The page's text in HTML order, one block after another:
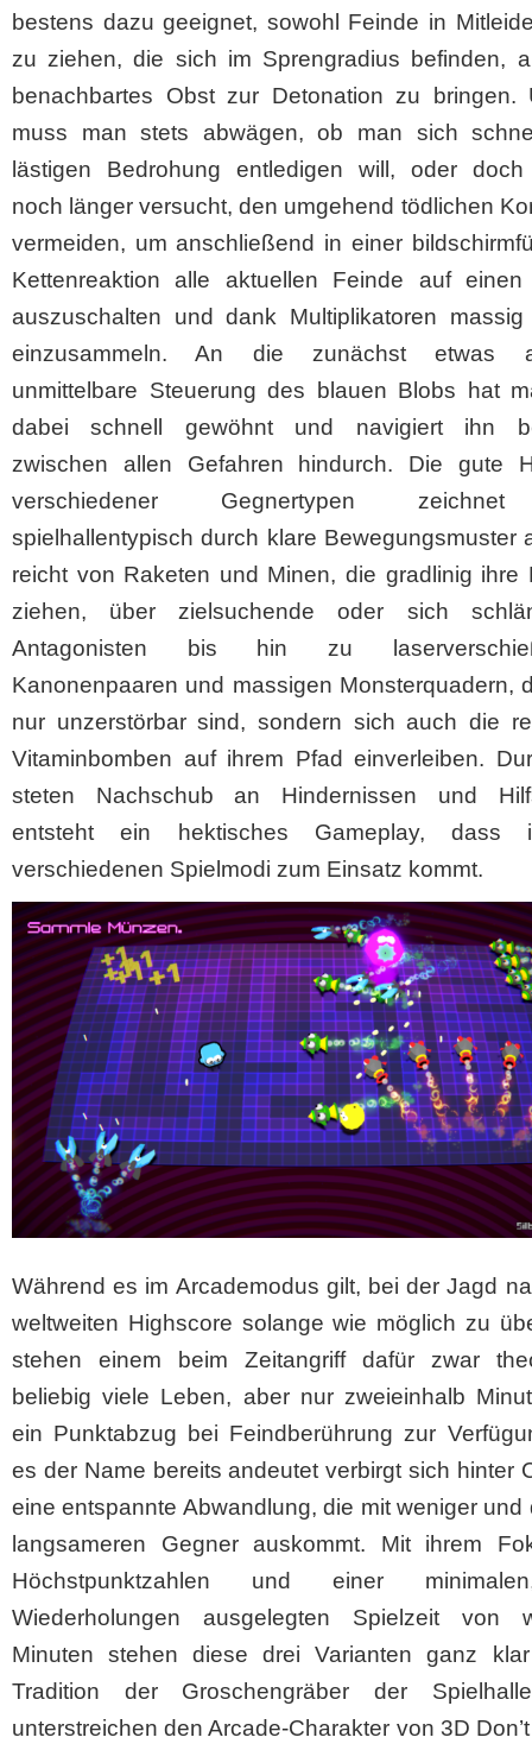
bestens dazu geeignet, sowohl Feinde in
zu ziehen, die sich im Sprengradius befinden,
benachbartes Obst zur Detonation zu bringen.
muss man stets abwägen, ob man sich
lästigen Bedrohung entledigen will, oder doch
noch länger versucht, den umgehend tödlichen
vermeiden, um anschließend in einer
Kettenreaktion alle aktuellen Feinde auf einen
auszuschalten und dank Multiplikatoren massig
einzusammeln. An die zunächst etwas
unmittelbare Steuerung des blauen Blobs hat
dabei schnell gewöhnt und navigiert ihn
zwischen allen Gefahren hindurch. Die gute
verschiedener Gegnertypen
spielhallentypisch durch klare Bewegungsmuster
reicht von Raketen und Minen, die gradlinig ihre
ziehen, über zielsuchende oder sich
Antagonisten bis hin zu
Kanonenpaaren und massigen Monsterquadern,
nur unzerstörbar sind, sondern sich auch die
Vitaminbomben auf ihrem Pfad einverleiben.
steten Nachschub an Hindernissen und
entsteht ein hektisches Gameplay, dass
verschiedenen Spielmodi zum Einsatz kommt.
Während es im Arcademodus gilt, bei der Jagd
weltweiten Highscore solange wie möglich zu
stehen einem beim Zeitangriff dafür zwar
beliebig viele Leben, aber nur zweieinhalb
ein Punktabzug bei Feindberührung zur
es der Name bereits andeutet verbirgt sich hinter
eine entspannte Abwandlung, die mit weniger und
langsameren Gegner auskommt. Mit ihrem
Höchstpunktzahlen und einer
Wiederholungen ausgelegten Spielzeit von
Minuten stehen diese drei Varianten ganz
Tradition der Groschengräber der
unterstreichen den Arcade-Charakter von 3D